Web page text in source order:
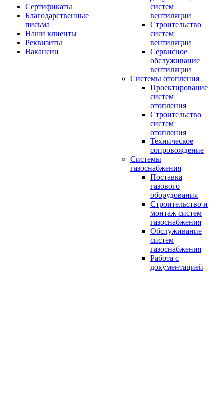
Сертификаты
Благодарственные
письма
Наши клиенты
Реквизиты
Вакансии
систем
вентиляции
Строительство
систем
вентиляции
Сервисное
обслуживание
вентиляции
Системы отопления
Проектирование
систем
отопления
Строительство
систем
отопления
Техническое
сопровождение
Системы
газоснабжения
Поставка
газового
оборудования
Строительство и
монтаж систем
газоснабжения
Обслуживание
систем
газоснабжения
Работа с
документацией